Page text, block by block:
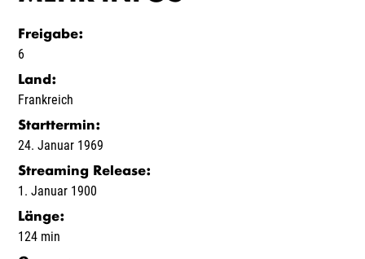
Freigabe:
6
Land :
Frankreich
Starttermin:
24. Januar 1969
Streaming Release:
1. Januar 1900
Länge:
124 min